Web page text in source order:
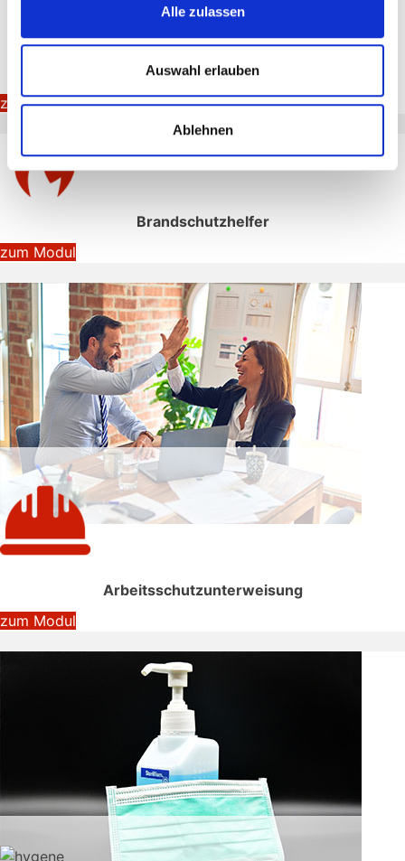
Alle zulassen
Auswahl erlauben
Ablehnen
Brandschutzunterweisung
zum Modul
Brandschutzhelfer
zum Modul
Arbeitsschutzunterweisung
zum Modul